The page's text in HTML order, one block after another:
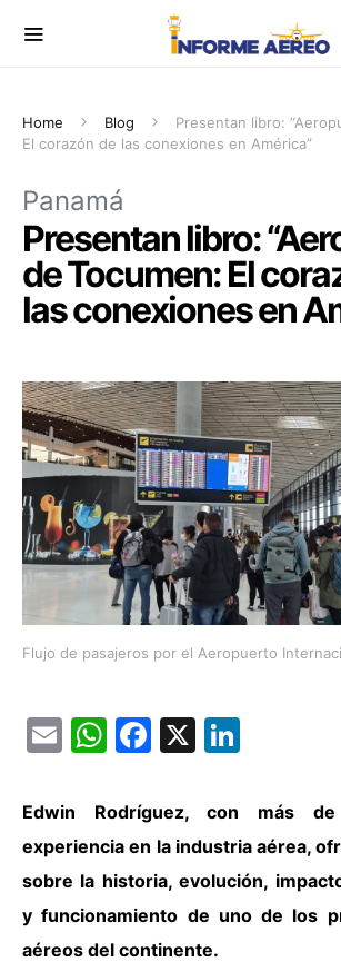
Home Blog
Presentan libro:
El corazón de las conexiones en América”
Panamá
Presentan libro:
de Tocumen: El
las conexiones en
Flujo de pasajeros por el Aeropuerto
EmailWhatsApp
Facebook
X
Edwin Rodríguez, con más
experiencia en la industria aérea,
sobre la historia, evolución,
y funcionamiento de uno de los
aéreos del continente.